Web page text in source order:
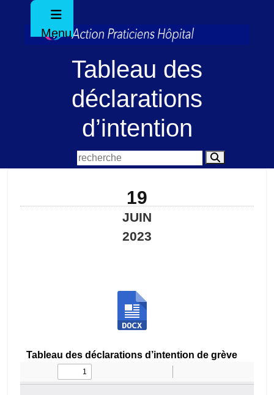
Menu
Tableau des
déclarations
d’intention
19
JUIN
2023
Tableau des déclarations d’intention de grève